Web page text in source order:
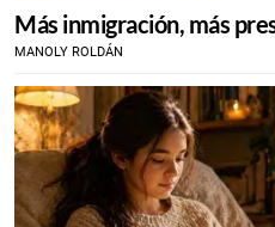
Más inmigración, más
MANOLY ROLDÁN